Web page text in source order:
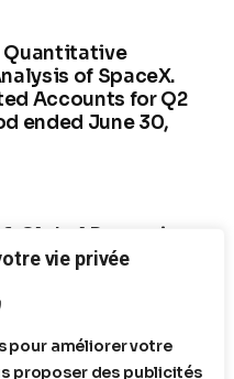
vie privée
pour améliorer votre
proposer des publicités
Quantitative
of SpaceX.
Accounts for Q2
ended June 30,
Global Recession